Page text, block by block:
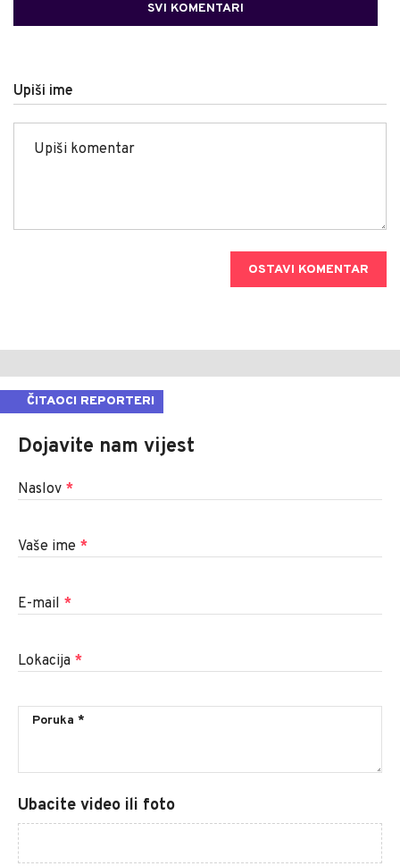
SVI KOMENTARI
Upiši ime
OSTAVI KOMENTAR
ČITAOCI REPORTERI
Dojavite nam vijest
Naslov *
Vaše ime *
E-mail *
Lokacija *
Ubacite video ili foto